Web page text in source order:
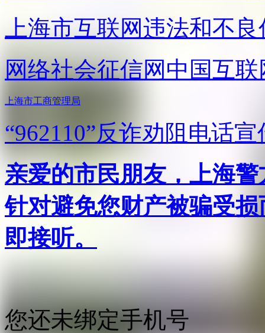
上海市互联网违法和不
网络社会征信网 中国互
上海市工商管理局
“962110”反诈劝阻电话宣
亲爱的市民朋友，上海
针对避免您财产被骗受
即接听。
您还未绑定手机号